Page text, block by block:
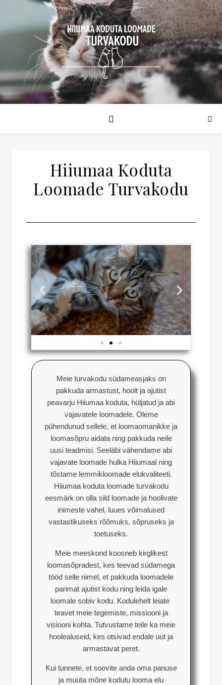
Hiiumaa Koduta
Loomade Turvakodu
Meie turvakodu südameasjaks on
pakkuda armastust, hoolt ja ajutist
peavarju Hiiumaa koduta, hüljatud ja abi
vajavatele loomadele. Oleme
pühendunud sellele, et loomaomanikke ja
loomasõpru aidata ning pakkuda neile
uusi teadmisi. Seeläbi vähendame abi
vajavate loomade hulka Hiiumaal ning
tõstame lemmikloomade elukvaliteeti.
Hiiumaa koduta loomade turvakodu
eesmärk on olla sild loomade ja hoolivate
inimeste vahel, luues võimalused
vastastikuseks rõõmuks, sõpruseks ja
toetuseks.
Meie meeskond koosneb kirglikest
loomasõpradest, kes teevad südamega
tööd selle nimel, et pakkuda loomadele
parimat ajutist kodu ning leida igale
loomale sobiv kodu. Kodulehelt leiate
teavet meie tegemiste, missiooni ja
visiooni kohta. Tutvustame teile ka meie
hoolealuseid, kes otsivad endale uut ja
armastavat peret.
Kui tunnete, et soovite anda oma panuse
ja muuta mõne kodutu looma elu